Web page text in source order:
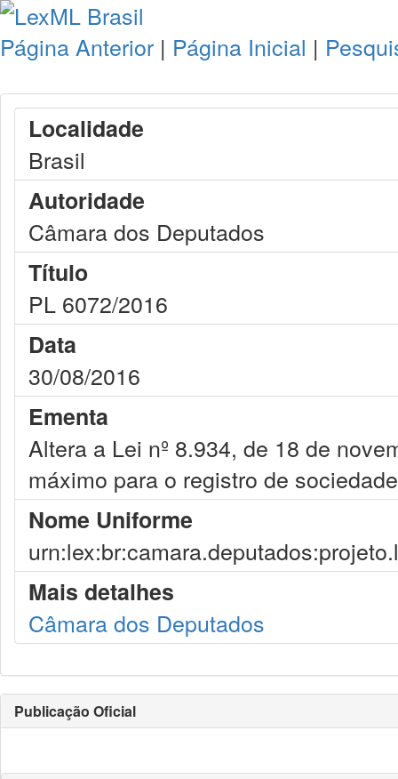
Página Anterior | Página Inicial |
Localidade
Brasil
Autoridade
Câmara dos Deputados
Título
PL 6072/2016
Data
30/08/2016
Ementa
Altera a Lei nº 8.934, de 18 de
máximo para o registro de
Nome Uniforme
Mais detalhes
Câmara dos Deputados
Publicação Oficial